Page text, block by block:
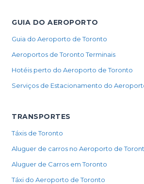
GUIA DO AEROPORTO
Guia do Aeroporto de Toronto
Aeroportos de Toronto Terminais
Hotéis perto do Aeroporto de Toronto
Serviços de Estacionamento do
TRANSPORTES
Táxis de Toronto
Aluguer de carros no Aeroporto de
Aluguer de Carros em Toronto
Táxi do Aeroporto de Toronto